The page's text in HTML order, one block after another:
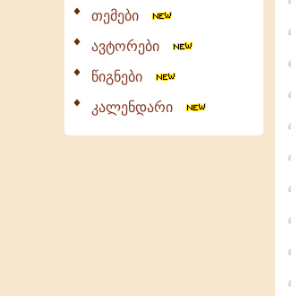
თემები
ავტორები
წიგნები
კალენდარი